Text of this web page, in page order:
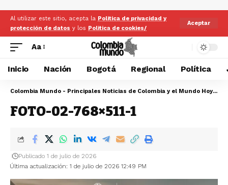
Al utilizar este sitio, acepta la Politica de privacidad y
protección de datos y los Politica de cookies/
Aceptar
Aa
Inicio Nación Bogotá Regional Política
Colombia Mundo - Principales Noticias de Colombia y el Mundo Hoy
>
FOTO-02-768×511-1
Última actualización: 1 de julio de 2026 12:49 PM
Publicado 1 de julio de 2026